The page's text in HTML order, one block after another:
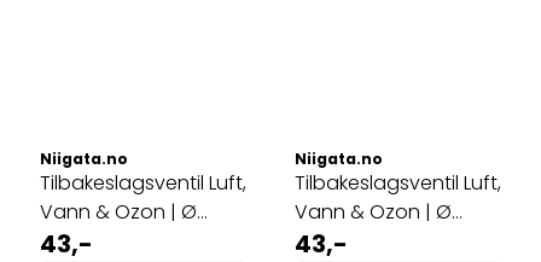
Niigata.no
Tilbakeslagsventil Luft,
Vann & Ozon | Ø
8mm
43,-
Niigata.no
Tilbakeslagsventil Luft,
Vann & Ozon | Ø
10mm
43,-